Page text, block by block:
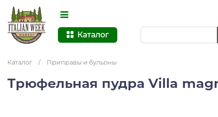
Каталог
Каталог / Приправы и бульоны
Трюфельная пудра Villa